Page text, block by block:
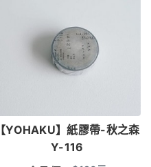
【YOHAKU】紙膠帶-秋之森
Y-116